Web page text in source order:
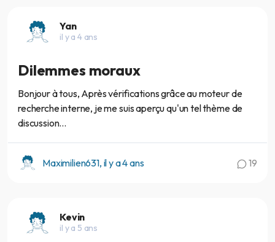
Yan
il y a 4 ans
Dilemmes moraux
Bonjour à tous, Après vérifications grâce au moteur de
recherche interne, je me suis aperçu qu'un tel thème de
discussion...
Maximilien631, il y a 4 ans 19
Kevin
il y a 5 ans